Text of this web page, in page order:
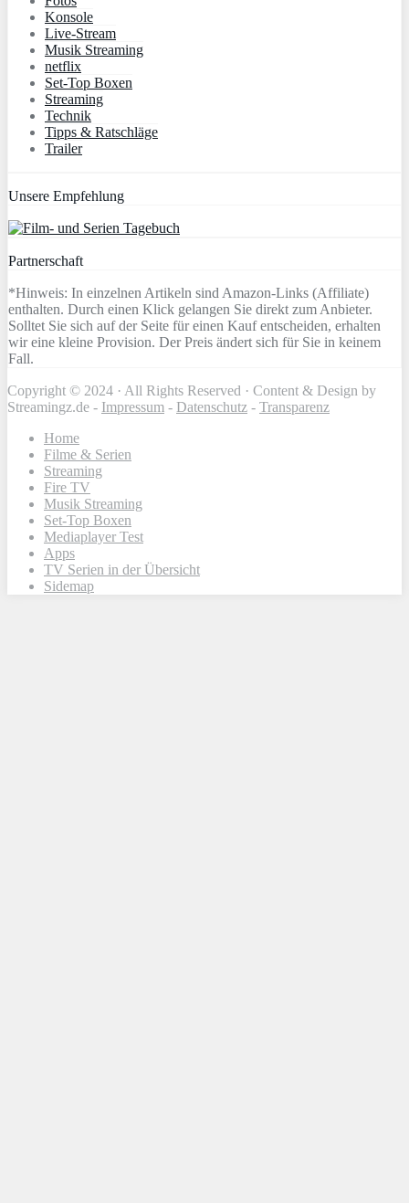
Konsole
Live-Stream
Musik Streaming
netflix
Set-Top Boxen
Streaming
Technik
Tipps & Ratschläge
Trailer
Unsere Empfehlung
Partnerschaft
*Hinweis: In einzelnen Artikeln sind Amazon-Links (Affiliate)
enthalten. Durch einen Klick gelangen Sie direkt zum Anbieter.
Solltet Sie sich auf der Seite für einen Kauf entscheiden, erhalten
wir eine kleine Provision. Der Preis ändert sich für Sie in keinem
Fall.
Copyright © 2024 · All Rights Reserved · Content & Design by
Streamingz.de - Impressum - Datenschutz - Transparenz
Home
Filme & Serien
Streaming
Fire TV
Musik Streaming
Set-Top Boxen
Mediaplayer Test
Apps
TV Serien in der Übersicht
Sidemap